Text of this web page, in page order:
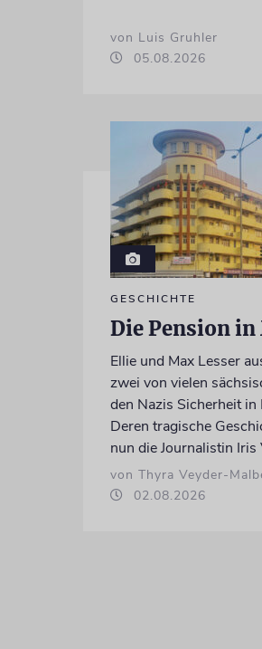
von Luis Gruhler
05.08.2026
GESCHICHTE
Die Pension
Ellie und Max Lesser
zwei von vielen
den Nazis Sicherheit in
Deren tragische
nun die Journalistin Iris
von Thyra Veyder-
02.08.2026